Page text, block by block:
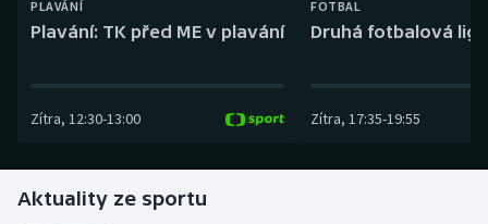
Golf
PLAVÁNÍ
Plavání: TK před ME v plavání
Zítra, 12:30-13:00
FOTBAL
Druhá fotbalová
Zítra, 17:35-19:55
Aktuality ze sportu